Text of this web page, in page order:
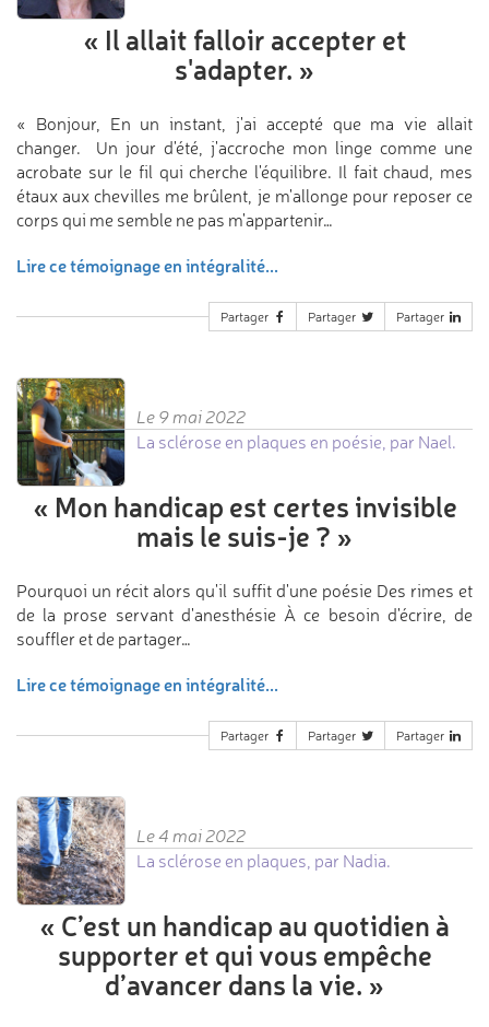
« Il allait falloir accepter et
s'adapter. »
« Bonjour, En un instant, j'ai accepté que ma vie allait
changer. Un jour d'été, j'accroche mon linge comme une
acrobate sur le fil qui cherche l'équilibre. Il fait chaud, mes
étaux aux chevilles me brûlent, je m'allonge pour reposer ce
corps qui me semble ne pas m'appartenir…
Lire ce témoignage en intégralité...
Partager Partager Partager
Le 9 mai 2022
La sclérose en plaques en poésie, par Nael.
« Mon handicap est certes invisible
mais le suis-je ? »
Pourquoi un récit alors qu'il suffit d'une poésie Des rimes et
de la prose servant d'anesthésie À ce besoin d'écrire, de
souffler et de partager…
Lire ce témoignage en intégralité...
Partager Partager Partager
Le 4 mai 2022
La sclérose en plaques, par Nadia.
« C’est un handicap au quotidien à
supporter et qui vous empêche
d’avancer dans la vie.»